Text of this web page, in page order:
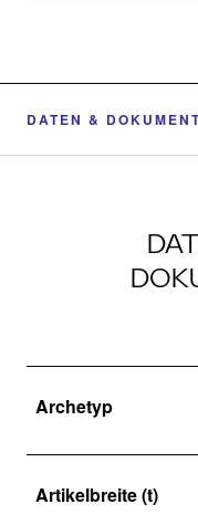
DATEN &
Archetyp
Artikelbreite (t)